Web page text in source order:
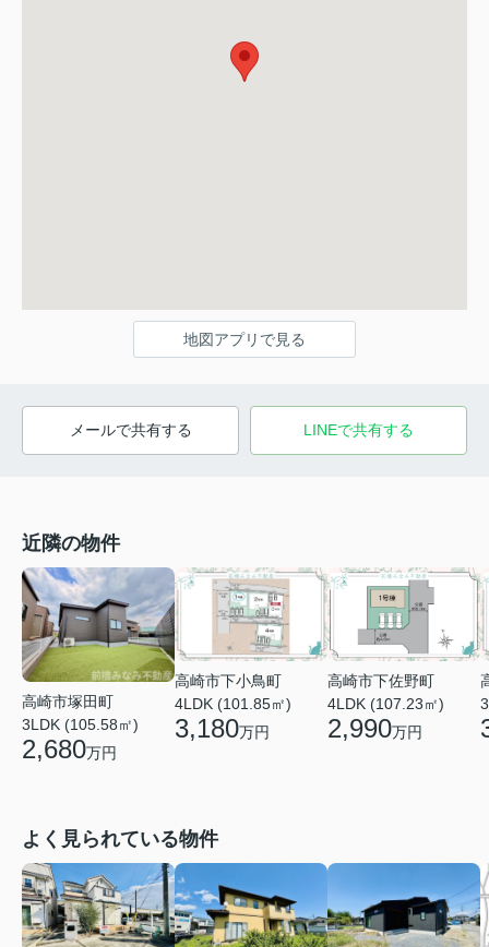
地図アプリで見る
メールで共有する LINEで共有する
近隣の物件
高崎市塚田町
3LDK (105.58㎡)
2,680万円
高崎市下小鳥町
4LDK (101.85㎡)
3,180万円
高崎市下佐野町
4LDK (107.23㎡)
2,990万円
よく見られている物件